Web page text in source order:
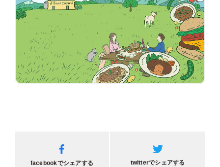
facebookでシェアする twitterでシェアする